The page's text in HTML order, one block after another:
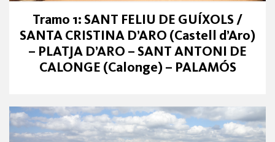
Tramo 1: SANT FELIU DE GUÍXOLS /
SANTA CRISTINA D’ARO (Castell d’Aro)
– PLATJA D’ARO – SANT ANTONI DE
CALONGE (Calonge) – PALAMÓS